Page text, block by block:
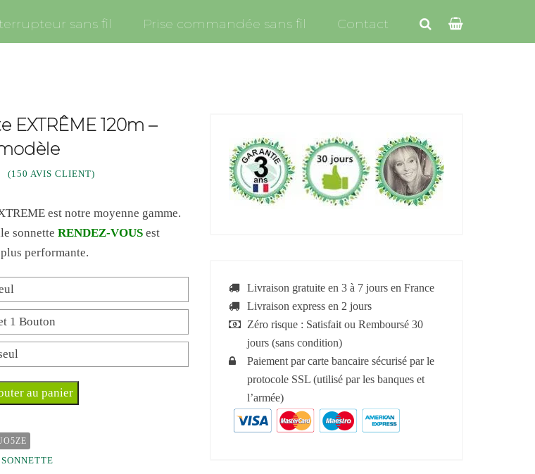
sans fil Prise commandée sans fil Contact
EXTRÊME 120m –
(150 AVIS CLIENT)
est notre moyenne gamme.
sonnette RENDEZ-VOUS est
performante.
1 Bouton
au panier
SONNETTE
Livraison gratuite en 3 à 7 jours en France
Livraison express en 2 jours
Zéro risque : Satisfait ou Remboursé 30
jours (sans condition)
Paiement par carte bancaire sécurisé par le
protocole SSL (utilisé par les banques et
l’armée)